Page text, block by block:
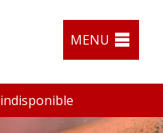
MENU
indisponible